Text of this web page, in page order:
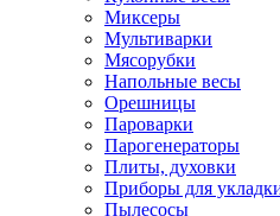
Миксеры
Мультиварки
Мясорубки
Напольные весы
Орешницы
Пароварки
Парогенераторы
Плиты, духовки
Приборы для
Пылесосы